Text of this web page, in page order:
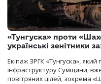
«Тунгуска» проти
українські зенітники
Екіпаж ЗРГК «Тунгуска»,
інфраструктуру Сумщини,
повітряних цілей, зокрема